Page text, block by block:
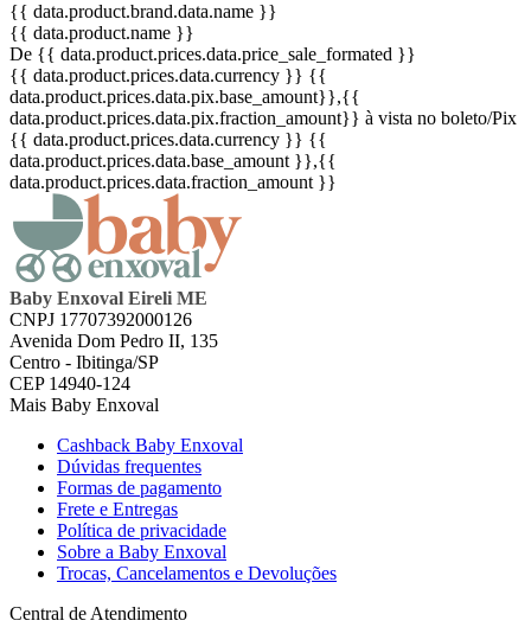
{{ data.product.brand.data.name }}
{{ data.product.name }}
De {{ data.product.prices.data.price_sale_formated }}
{{ data.product.prices.data.currency }} {{
data.product.prices.data.pix.base_amount}},{{
data.product.prices.data.pix.fraction_amount}} à vista no boleto/Pix
{{ data.product.prices.data.currency }} {{
data.product.prices.data.base_amount }},{{
data.product.prices.data.fraction_amount }}
Baby Enxoval Eireli ME
CNPJ 17707392000126
Avenida Dom Pedro II, 135
Centro - Ibitinga/SP
CEP 14940-124
Mais Baby Enxoval
Cashback Baby Enxoval
Dúvidas frequentes
Formas de pagamento
Frete e Entregas
Política de privacidade
Sobre a Baby Enxoval
Trocas, Cancelamentos e Devoluções
Central de Atendimento